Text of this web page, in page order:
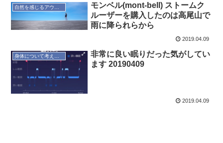
モンベル(mont-bell) ストームク
ルーザーを購入したのは高尾山で
雨に降られらから
2019.04.09
非常に良い眠りだった気がしてい
ます 20190409
2019.04.09